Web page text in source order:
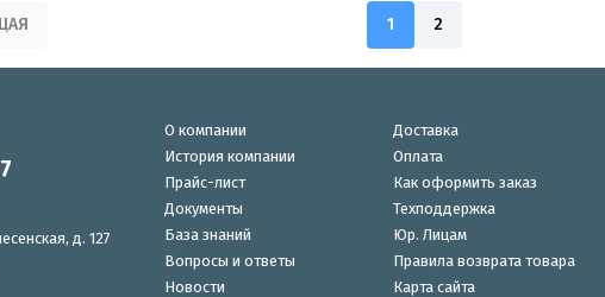
1 2
д. 127
О компании
История компании
Прайс-лист
Документы
База знаний
Вопросы и ответы
Новости
Доставка
Оплата
Как оформить заказ
Техподдержка
Юр. Лицам
Правила возврата товара
Карта сайта